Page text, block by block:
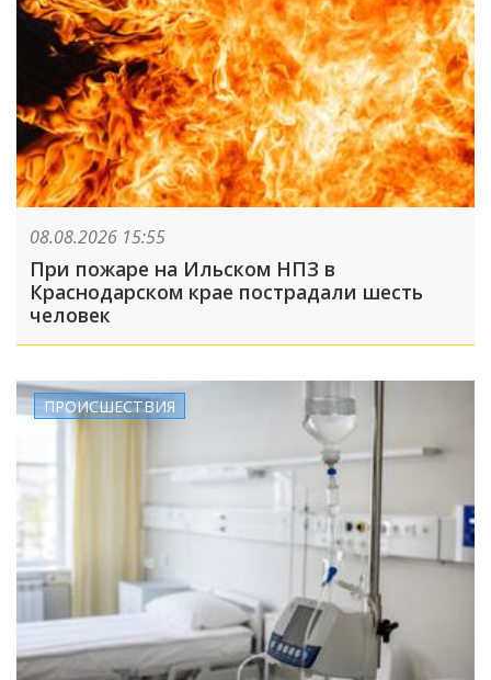
08.08.2026 15:55
При пожаре на Ильском НПЗ в
Краснодарском крае пострадали шесть
человек
ПРОИСШЕСТВИЯ